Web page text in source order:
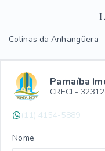
Colinas da Anhangüera
Parnaíba
CRECI -
(11) 4154-5889
Nome